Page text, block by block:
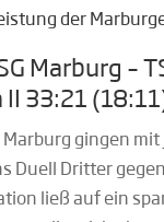
der
Marburg –
33:21
gingen
Duell Dritter
ließ auf ein